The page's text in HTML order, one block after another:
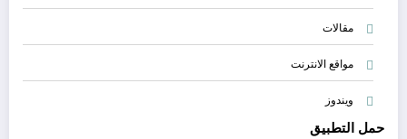
مقالات
مواقع الانترنت
ويندوز
حمل التطبيق